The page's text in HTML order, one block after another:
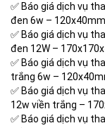
✅ Báo giá dịch vụ
đen 6w – 120x40mm
✅ Báo giá dịch vụ
đen 12W –
✅ Báo giá dịch vụ
trắng 6w –
✅ Báo giá dịch vụ
12w viền trắng –
✅ Báo giá dịch vụ